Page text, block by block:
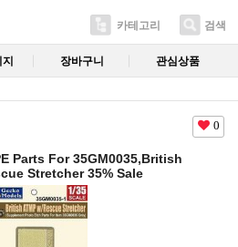
카테고리 검색
장바구니 관심상품
0
Parts For 35GM0035,British
Stretcher 35% Sale